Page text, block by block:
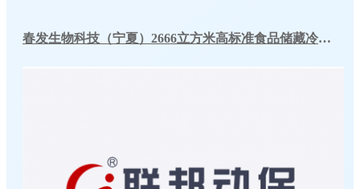
春发生物科技（宁夏）2666立方米高标准食品储藏冷库工程案例